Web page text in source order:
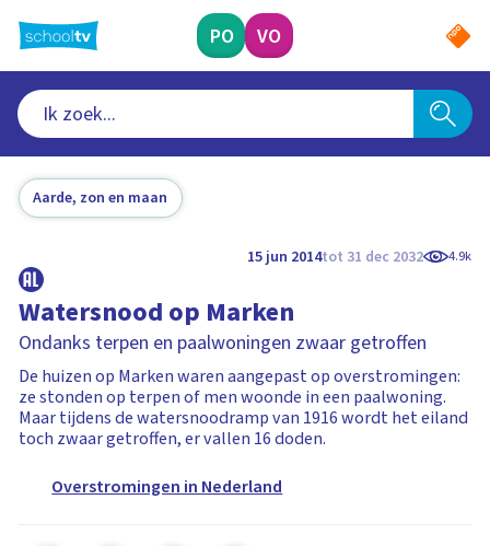
naar
hoofdinhoud
PO VO
Aarde, zon en maan
15 jun 2014tot 31 dec 2032 4.9k
Watersnood op Marken
Ondanks terpen en paalwoningen zwaar getroffen
De huizen op Marken waren aangepast op overstromingen:
ze stonden op terpen of men woonde in een paalwoning.
Maar tijdens de watersnoodramp van 1916 wordt het eiland
toch zwaar getroffen, er vallen 16 doden.
Overstromingen in Nederland